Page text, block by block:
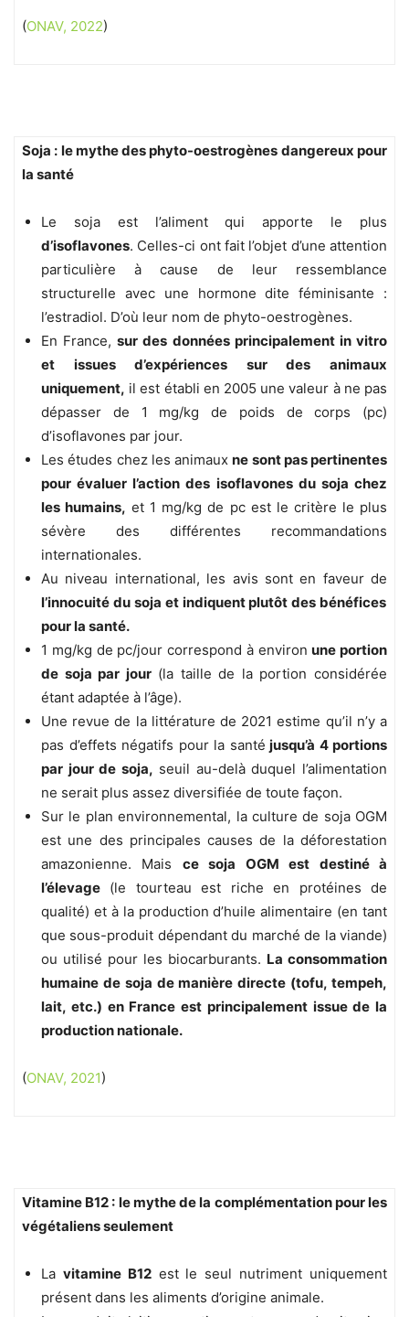
(ONAV, 2022)
Soja : le mythe des phyto-oestrogènes dangereux pour
la santé
Le soja est l’aliment qui apporte le plus
d’isoflavones. Celles-ci ont fait l’objet d’une attention
particulière à cause de leur ressemblance
structurelle avec une hormone dite féminisante :
l’estradiol. D’où leur nom de phyto-oestrogènes.
En France,sur des données principalement in vitro
et issues d’expériences sur des animaux
uniquement, il est établi en 2005 une valeur à ne pas
dépasser de 1 mg/kg de poids de corps (pc)
d’isoflavones par jour.
Les études chez les animauxne sont pas pertinentes
pour évaluer l’action des isoflavones du soja chez
les humains, et 1 mg/kg de pc est le critère le plus
sévère des différentes recommandations
internationales.
Au niveau international, les avis sont en faveur de
l’innocuité du soja et indiquent plutôt des bénéfices
pour la santé.
1 mg/kg de pc/jour correspond à environune portion
de soja par jour(la taille de la portion considérée
étant adaptée à l’âge).
Une revue de la littérature de 2021 estime qu’il n’y a
pas d’effets négatifs pour la santé jusqu’à 4 portions
par jour de soja, seuil au-delà duquel l’alimentation
ne serait plus assez diversifiée de toute façon.
Sur le plan environnemental, la culture de soja OGM
est une des principales causes de la déforestation
amazonienne. Mais ce soja OGM est destiné à
l’élevage (le tourteau est riche en protéines de
qualité) et à la production d’huile alimentaire (en tant
que sous-produit dépendant du marché de la viande)
ou utilisé pour les biocarburants. La consommation
humaine de soja de manière directe (tofu, tempeh,
lait, etc.) en France est principalement issue de la
production nationale.
(ONAV, 2021)
Vitamine B12 : le mythe de la complémentation pour les
végétaliens seulement
La vitamine B12est le seul nutriment uniquement
présent dans les aliments d’origine animale.